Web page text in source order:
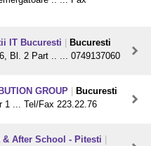
IT Bucuresti
Bucuresti
Bl. 2 Part .. ... 0749137060
GROUP
Bucuresti
1 ... Tel/Fax 223.22.76
After School - Pitesti